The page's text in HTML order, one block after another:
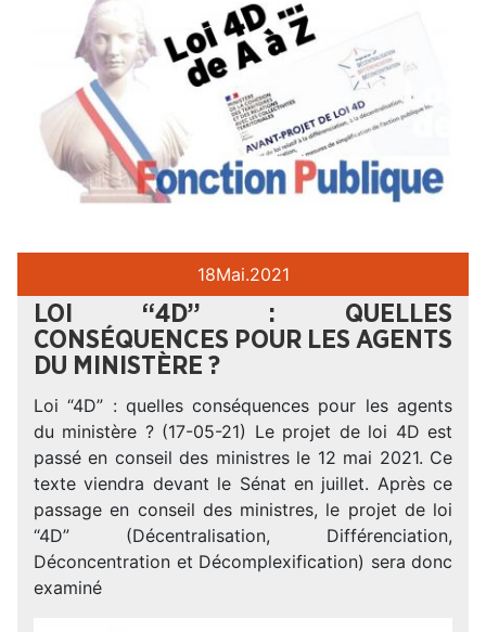
18Mai.2021
LOI “4D” : QUELLES
CONSÉQUENCES POUR LES AGENTS
DU MINISTÈRE ?
Loi “4D” : quelles conséquences pour les agents
du ministère ? (17-05-21) Le projet de loi 4D est
passé en conseil des ministres le 12 mai 2021. Ce
texte viendra devant le Sénat en juillet. Après ce
passage en conseil des ministres, le projet de loi
“4D” (Décentralisation, Différenciation,
Déconcentration et Décomplexification) sera donc
examiné